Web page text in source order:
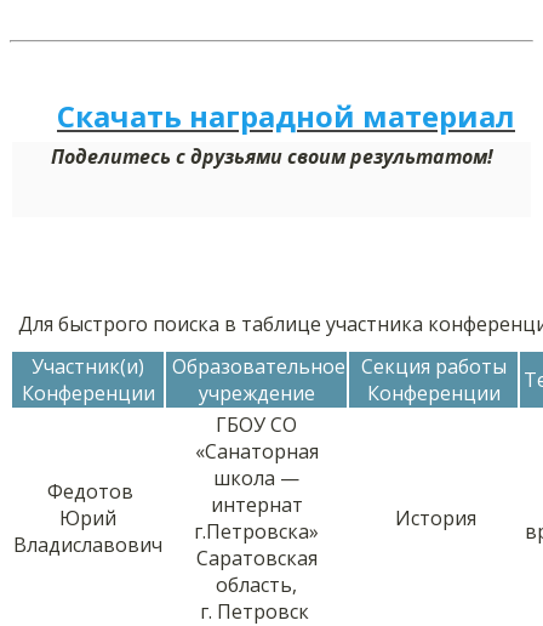
Скачать наградной материал
Поделитесь с друзьями своим результатом!
Для быстрого поиска в таблице участника
Участник(и)
Конференции
Образовательное
учреждение
Секция работы
Конференции
Федотов
Юрий
Владиславович
ГБОУ СО
«Санаторная
школа —
интернат
г.Петровска»
Саратовская
область,
г. Петровск
История